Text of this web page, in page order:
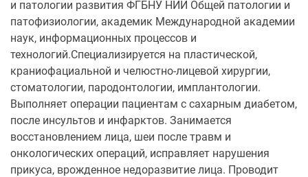
и патологии развития ФГБНУ НИИ Общей патологии и
патофизиологии, академик Международной академии
наук, информационных процессов и
технологий.Специализируется на пластической,
краниофациальной и челюстно-лицевой хирургии,
стоматологии, пародонтологии, имплантологии.
Выполняет операции пациентам с сахарным диабетом,
после инсультов и инфарктов. Занимается
восстановлением лица, шеи после травм и
онкологических операций, исправляет нарушения
прикуса, врожденное недоразвитие лица. Проводит